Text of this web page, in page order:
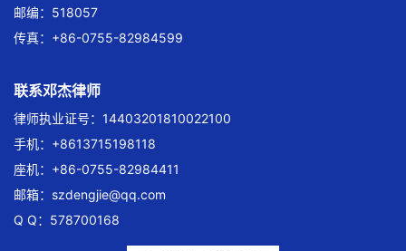
邮编：518057
传真：+86-0755-82984599
联系邓杰律师
律师执业证号：14403201810022100
手机：+8613715198118
座机：+86-0755-82984411
邮箱： szdengjie@qq.com
Q Q：578700168